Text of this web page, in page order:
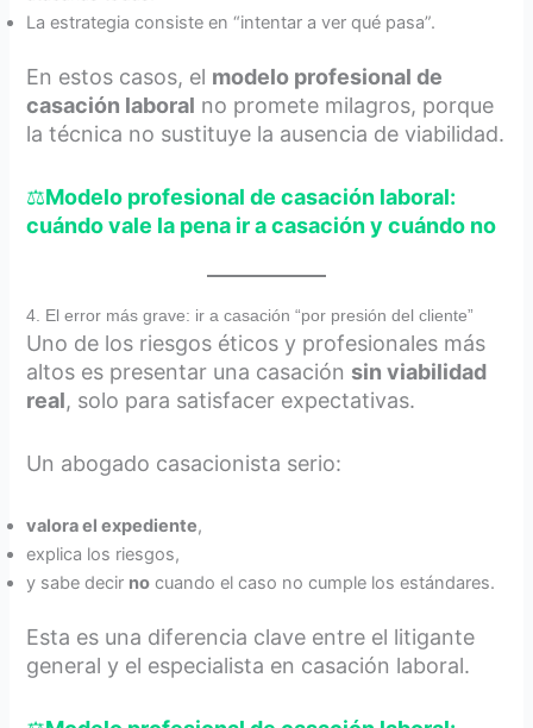
La estrategia consiste en “intentar a ver qué pasa”.
En estos casos, el modelo profesional de
casación laboral no promete milagros, porque
la técnica no sustituye la ausencia de viabilidad.
⚖️Modelo profesional de casación laboral:
cuándo vale la pena ir a casación y cuándo no
4. El error más grave: ir a casación “por presión del cliente”
Uno de los riesgos éticos y profesionales más
altos es presentar una casación sin viabilidad
real, solo para satisfacer expectativas.
Un abogado casacionista serio:
valora el expediente,
explica los riesgos,
y sabe decir no cuando el caso no cumple los estándares.
Esta es una diferencia clave entre el litigante
general y el especialista en casación laboral.